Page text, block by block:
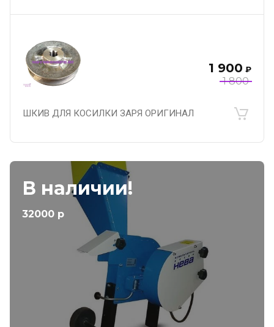
1 800
1 900 ₽
ШКИВ ДЛЯ КОСИЛКИ ЗАРЯ ОРИГИНАЛ
В наличии!
32000 р